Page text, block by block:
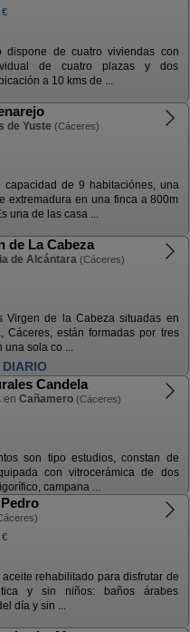
€
dispone de cuatro viviendas con
de cuatro plazas y dos
a 10 kms de ...
de Yuste (Cáceres)
capacidad de 9 habitaciónes, una
extremadura en una finca a 800m
una de las casa ...
de La Cabeza
de Alcántara (Cáceres)
Virgen de la Cabeza situadas en
Cáceres, están formadas por tres
una sola co ...
DIARIO
Candela
en Cañamero (Cáceres)
son tipo estudios, constan de
con vitrocerámica de dos
campana ...
€
rehabilitado para disfrutar de
y sin niños: baños árabes
día y sin ...